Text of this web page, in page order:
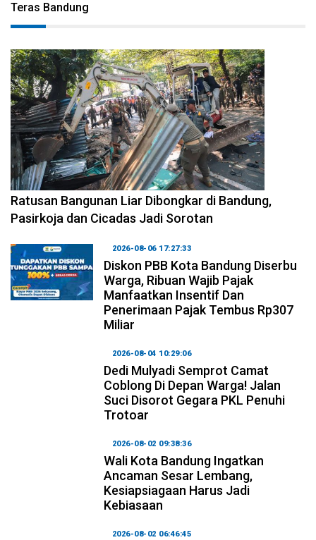
Teras Bandung
2026-08-06 17:34:08
Ratusan Bangunan Liar Dibongkar di Bandung,
Pasirkoja dan Cicadas Jadi Sorotan
2026-08-06 17:27:33
Diskon PBB Kota Bandung Diserbu
Warga, Ribuan Wajib Pajak
Manfaatkan Insentif Dan
Penerimaan Pajak Tembus Rp307
Miliar
2026-08-04 10:29:06
Dedi Mulyadi Semprot Camat
Coblong Di Depan Warga! Jalan
Suci Disorot Gegara PKL Penuhi
Trotoar
2026-08-02 09:38:36
Wali Kota Bandung Ingatkan
Ancaman Sesar Lembang,
Kesiapsiagaan Harus Jadi
Kebiasaan
2026-08-02 06:46:45